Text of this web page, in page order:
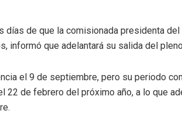
días de que la comisionada presidenta
informó que adelantará su salida del
el 9 de septiembre, pero su periodo
22 de febrero del próximo año, a lo que